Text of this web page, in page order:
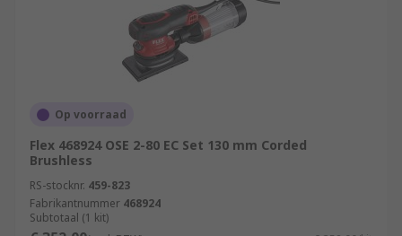
Op voorraad
Flex 468924 OSE 2-80 EC Set 130 mm Corded
Brushless
RS-stocknr. 459-823
Fabrikantnummer 468924
Subtotaal (1 kit)